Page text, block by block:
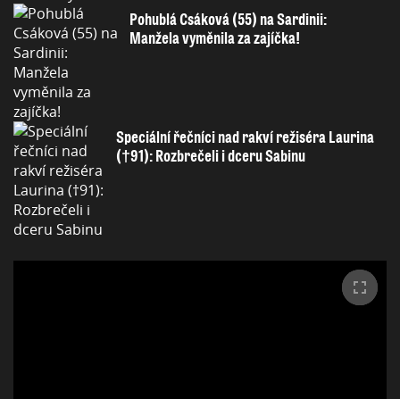
Pohublá Csáková (55) na Sardinii:
Manžela vyměnila za zajíčka!
Speciální řečníci nad rakví režiséra Laurina
(†91): Rozbrečeli i dceru Sabinu